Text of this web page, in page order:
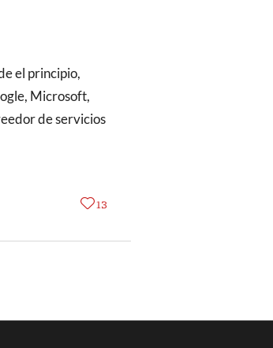
Microsoft,
de servicios
13